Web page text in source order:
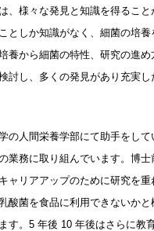
様々な発見と知識を得ること
としか知識がなく、細菌の培
養から細菌の特性、研究の進
討し、多くの発見があり充実し
の人間栄養学部にて助手をし
業務に取り組んでいます。博
ャリアアップのために研究を
酸菌を食品に利用できないか
す。5 年後 10 年後はさらに教